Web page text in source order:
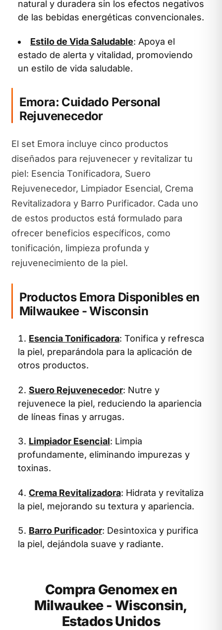
natural y duradera sin los efectos negativos
de las bebidas energéticas convencionales.
Estilo de Vida Saludable: Apoya el
estado de alerta y vitalidad, promoviendo
un estilo de vida saludable.
Emora: Cuidado Personal
Rejuvenecedor
El set Emora incluye cinco productos
diseñados para rejuvenecer y revitalizar tu
piel: Esencia Tonificadora, Suero
Rejuvenecedor, Limpiador Esencial, Crema
Revitalizadora y Barro Purificador. Cada uno
de estos productos está formulado para
ofrecer beneficios específicos, como
tonificación, limpieza profunda y
rejuvenecimiento de la piel.
Productos Emora Disponibles en
Milwaukee - Wisconsin
Esencia Tonificadora: Tonifica y refresca
la piel, preparándola para la aplicación de
otros productos.
Suero Rejuvenecedor: Nutre y
rejuvenece la piel, reduciendo la apariencia
de líneas finas y arrugas.
Limpiador Esencial: Limpia
profundamente, eliminando impurezas y
toxinas.
Crema Revitalizadora: Hidrata y revitaliza
la piel, mejorando su textura y apariencia.
Barro Purificador: Desintoxica y purifica
la piel, dejándola suave y radiante.
Compra Genomex en
Milwaukee - Wisconsin,
Estados Unidos